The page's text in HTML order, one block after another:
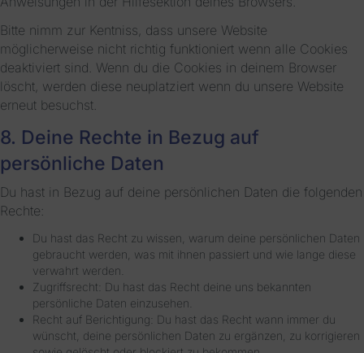
Bitte nimm zur Kentniss, dass unsere Website
möglicherweise nicht richtig funktioniert wenn alle Cookies
deaktiviert sind. Wenn du die Cookies in deinem Browser
löscht, werden diese neuplatziert wenn du unsere Website
erneut besuchst.
8. Deine Rechte in Bezug auf
persönliche Daten
Du hast in Bezug auf deine persönlichen Daten die folgenden
Rechte:
Du hast das Recht zu wissen, warum deine persönlichen Daten
gebraucht werden, was mit ihnen passiert und wie lange diese
verwahrt werden.
Zugriffsrecht: Du hast das Recht deine uns bekannten
persönliche Daten einzusehen.
Recht auf Berichtigung: Du hast das Recht wann immer du
wünscht, deine persönlichen Daten zu ergänzen, zu korrigieren